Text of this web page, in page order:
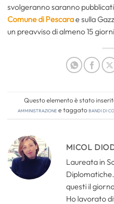
svolgeranno saranno
Comune di Pescarae sulla
un preavviso di almeno 15
Questo elemento è stato
amministrazionee taggatobandi di
MICOL
Laureata in
questi il
Ho lavorato